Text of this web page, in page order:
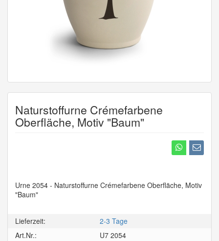
Naturstoffurne Crémefarbene
Oberfläche, Motiv "Baum"
Urne 2054 - Naturstoffurne Crémefarbene Oberfläche, Motiv
"Baum"
Lieferzeit:
2-3 Tage
Art.Nr.:
U7 2054